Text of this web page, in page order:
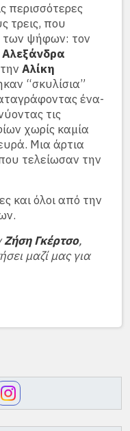
περισσότερες
τρεις, που
των ψήφων: τον
Αλεξάνδρα
Αλίκη
“σκυλίσια”
ένα-
τις
χωρίς καμία
Μια άρτια
τελείωσαν την
και όλοι από την
Ζήση Γκέρτσο,
μαζί μας για